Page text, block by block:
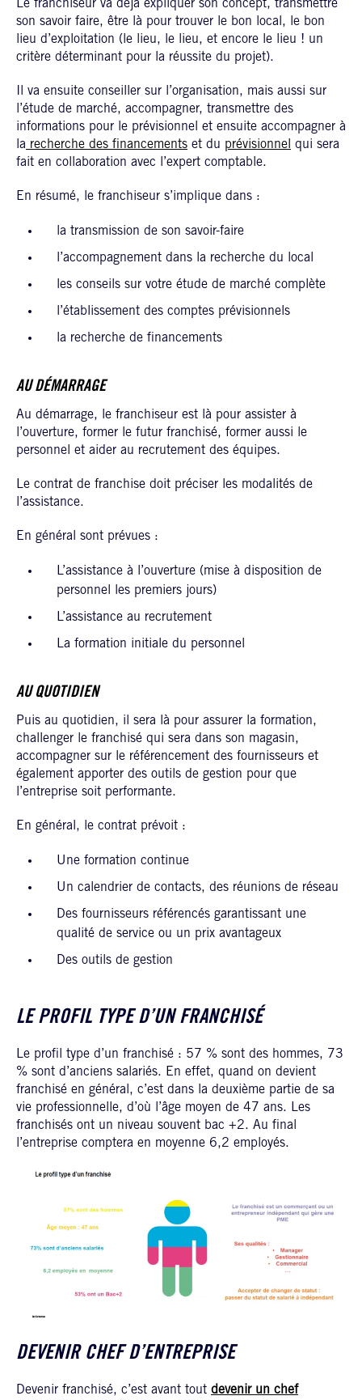
Le franchiseur va déjà expliquer son concept, transmettre
son savoir faire, être là pour trouver le bon local, le bon
lieu d’exploitation (le lieu, le lieu, et encore le lieu ! un
critère déterminant pour la réussite du projet).
Il va ensuite conseiller sur l’organisation, mais aussi sur
l’étude de marché, accompagner, transmettre des
informations pour le prévisionnel et ensuite accompagner à
la recherche des financements et du prévisionnel qui sera
fait en collaboration avec l’expert comptable.
En résumé, le franchiseur s’implique dans :
la transmission de son savoir-faire
l’accompagnement dans la recherche du local
les conseils sur votre étude de marché complète
l’établissement des comptes prévisionnels
la recherche de financements
AU DÉMARRAGE
Au démarrage, le franchiseur est là pour assister à
l’ouverture, former le futur franchisé, former aussi le
personnel et aider au recrutement des équipes.
Le contrat de franchise doit préciser les modalités de
l’assistance.
En général sont prévues :
L’assistance à l’ouverture (mise à disposition de
personnel les premiers jours)
L’assistance au recrutement
La formation initiale du personnel
AU QUOTIDIEN
Puis au quotidien, il sera là pour assurer la formation,
challenger le franchisé qui sera dans son magasin,
accompagner sur le référencement des fournisseurs et
également apporter des outils de gestion pour que
l’entreprise soit performante.
En général, le contrat prévoit :
Une formation continue
Un calendrier de contacts, des réunions de réseau
Des fournisseurs référencés garantissant une
qualité de service ou un prix avantageux
Des outils de gestion
LE PROFIL TYPE D’UN FRANCHISÉ
Le profil type d’un franchisé : 57 % sont des hommes, 73
% sont d’anciens salariés. En effet, quand on devient
franchisé en général, c’est dans la deuxième partie de sa
vie professionnelle, d’où l’âge moyen de 47 ans. Les
franchisés ont un niveau souvent bac +2. Au final
l’entreprise comptera en moyenne 6,2 employés.
DEVENIR CHEF D’ENTREPRISE
Devenir franchisé, c’est avant tout devenir un chef